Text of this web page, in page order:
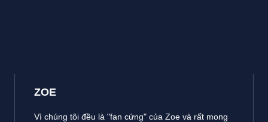
ZOE
Vì chúng tôi đều là "fan cứng" của Zoe và rất mong